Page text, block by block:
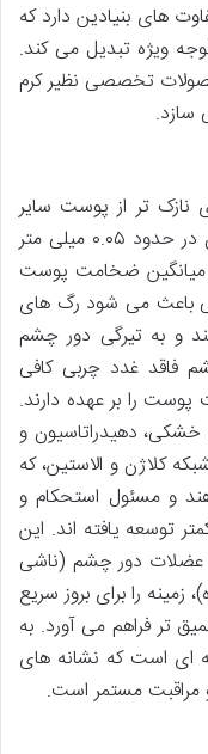
های بنیادین دارد که
ویژه تبدیل می کند.
تخصصی نظیر کرم
تر از پوست سایر
نقاط بدن است، به طوری که ضخامت آن در حدود ۰.۰۵ میلی متر
ضخامت پوست
نازکی باعث می شود رگ های
و به تیرگی دور چشم
فاقد غدد چربی کافی
را بر عهده دارند.
دهیدراتاسیون و
کلاژن و الاستین، که
و مسئول استحکام و
توسعه یافته اند. این
عضلات دور چشم (ناشی
را برای بروز سریع
تر فراهم می آورد. به
ای است که نشانه های
مراقبت مستمر است.